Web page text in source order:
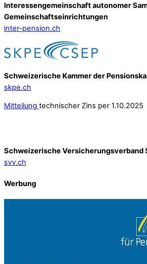
Interessengemeinschaft autonomer
Gemeinschafts­einrichtungen
inter-pension.ch
Schweizerische Kammer der
skpe.ch
Mitteilung technischer Zins per 1.10.2025
Schweizerische Versicherungsverband
svv.ch
Werbung